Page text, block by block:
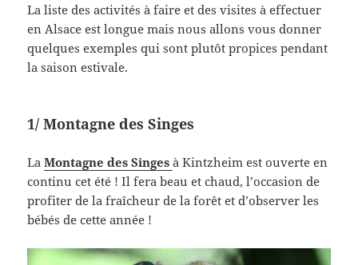
La liste des activités à faire et des visites à effectuer
en Alsace est longue mais nous allons vous donner
quelques exemples qui sont plutôt propices pendant
la saison estivale.
1/ Montagne des Singes
LaMontagne des Singesà Kintzheim est ouverte en
continu cet été ! Il fera beau et chaud, l’occasion de
profiter de la fraîcheur de la forêt et d’observer les
bébés de cette année !